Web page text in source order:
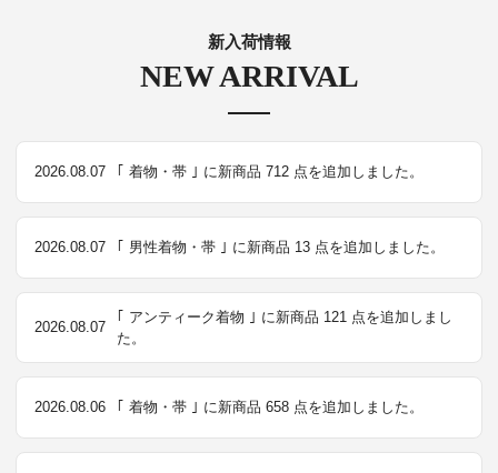
NEW ARRIVAL
新入荷情報
2026.08.07 ｢ 着物・帯 ｣ に新商品 712 点を追加しました。
2026.08.07 ｢ 男性着物・帯 ｣ に新商品 13 点を追加しました。
2026.08.07
｢ アンティーク着物 ｣ に新商品 121 点を追加しまし
た。
2026.08.06 ｢ 着物・帯 ｣ に新商品 658 点を追加しました。